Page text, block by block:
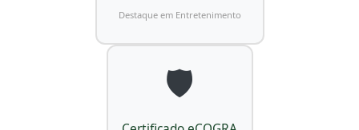
Destaque em Entretenimento
🛡️